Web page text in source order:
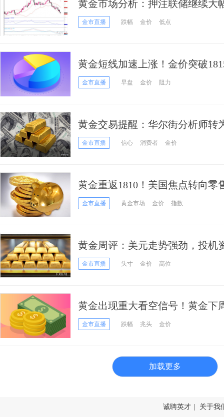
黄金市场分析：押注联储继续大
元金市直播 跌幅 金价 低点
黄金短线加速上涨！金价突破
多头盯住这一重要阻力
金市直播 早盘 金价 阻力
黄金交易提醒：华尔街分析师转
势变化
金市直播 信心 消费者 金价
黄金重返1810！美国焦点转向零
分析：转入看跌区间 “未来会有
金市直播 黄金市场 金价 指数
黄金周评：美元走势强劲，投机
来最大周跌幅
金市直播 头寸 金价 高位
黄金出现重大看空信号！黄金下
控局势 小心失守关键支撑引发更
金市直播 跌幅 兆头 金价
加载更多
诚聘英才 关于我